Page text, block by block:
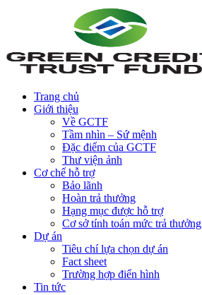
Trang chủ
Giới thiệu
Về GCTF
Tầm nhìn – Sứ mệnh
Đặc điểm của GCTF
Thư viện ảnh
Cơ chế hỗ trợ
Bảo lãnh
Hoàn trả thưởng
Hạng mục được hỗ trợ
Cơ sở tính toán mức trả thưởng
Dự án
Tiêu chí lựa chọn dự án
Fact sheet
Trường hợp điển hình
Tin tức